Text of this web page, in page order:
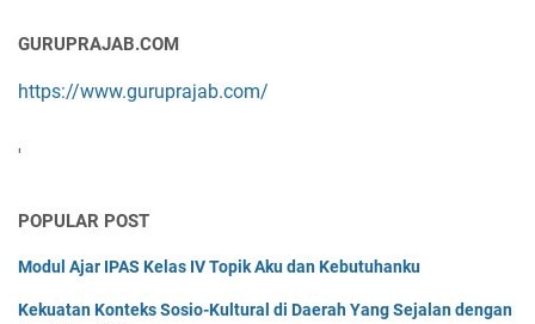
GURUPRAJAB.COM
https://www.guruprajab.com/
'
POPULAR POST
Modul Ajar IPAS Kelas IV Topik Aku dan Kebutuhanku
Kekuatan Konteks Sosio-Kultural di Daerah Yang Sejalan dengan